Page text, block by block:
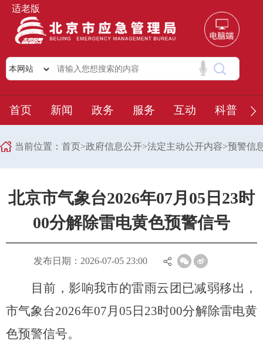
适老版
首页 新闻 政务 服务 互动 科普
当前位置： 首页>政府信息公开>法定主动公开内容>预警信
北京市气象台2026年07月05日23时
00分解除雷电黄色预警信号
发布日期：2026-07-05 23:00
目前，影响我市的雷雨云团已减弱移出，
市气象台2026年07月05日23时00分解除雷电黄
色预警信号。